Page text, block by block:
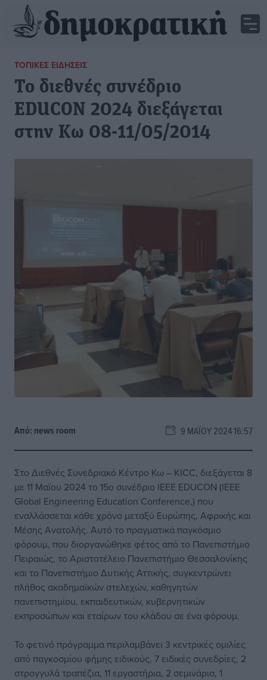
ΤΟΠΙΚΈΣ ΕΙΔΉΣΕΙΣ
Το διεθνές συνέδριο
EDUCON 2024 διεξάγεται
στην Κω 08-11/05/2014
Από: news room 9 ΜΑΪ́ΟΥ 2024 16:57
Στο Διεθνές Συνεδριακό Κέντρο Κω – KICC, διεξάγεται 8
με 11 Μαϊου 2024 το 15ο συνέδριο IEEE EDUCON (ΙΕΕΕ
Global Engineering Education Conference,) που
εναλλάσσεται κάθε χρόνο μεταξύ Ευρώπης, Αφρικής και
Μέσης Ανατολής. Αυτό το πραγματικά παγκόσμιο
φόρουμ, που διοργανώθηκε φέτος από το Πανεπιστήμιο
Πειραιώς, το Αριστοτέλειο Πανεπιστήμιο Θεσσαλονίκης
και το Πανεπιστήμιο Δυτικής Αττικής, συγκεντρώνει
πλήθος ακαδημαϊκών στελεχών, καθηγητών
πανεπιστημίου, εκπαιδευτικών, κυβερνητικών
εκπροσώπων και εταίρων του κλάδου σε ένα φόρουμ.
Το φετινό πρόγραμμα περιλαμβάνει 3 κεντρικές ομιλίες
από παγκοσμίου φήμης ειδικούς, 7 ειδικές συνεδρίες, 2
στρογγυλά τραπέζια, 11 εργαστήρια, 2 σεμινάρια, 1